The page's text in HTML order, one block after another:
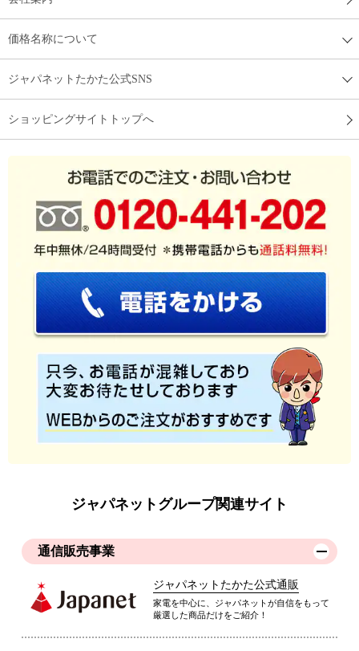
価格名称について
ジャパネットたかた公式SNS
ショッピングサイトトップへ
ジャパネットグループ関連サイト
通信販売事業
ジャパネットたかた公式通販
家電を中心に、ジャパネットが自信をもって
厳選した商品だけをご紹介！